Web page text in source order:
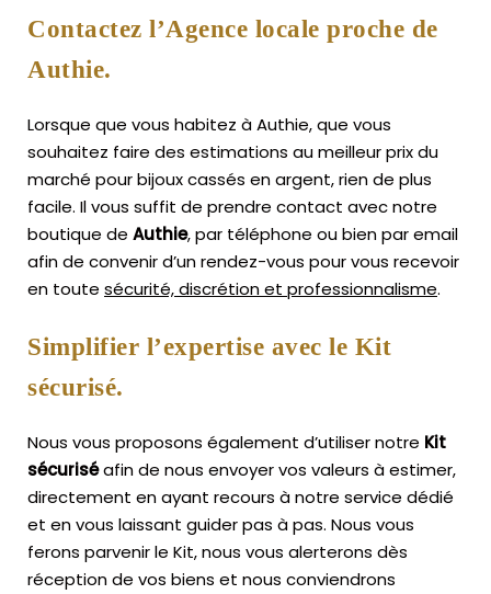
Contactez l’Agence locale proche de
Authie.
Lorsque que vous habitez à Authie, que vous
souhaitez faire des estimations au meilleur prix du
marché pour bijoux cassés en argent, rien de plus
facile. Il vous suffit de prendre contact avec notre
boutique de Authie, par téléphone ou bien par email
afin de convenir d’un rendez-vous pour vous recevoir
en toute sécurité, discrétion et professionnalisme.
Simplifier l’expertise avec le Kit
sécurisé.
Nous vous proposons également d’utiliser notre Kit
sécuriséafin de nous envoyer vos valeurs à estimer,
directement en ayant recours à notre service dédié
et en vous laissant guider pas à pas. Nous vous
ferons parvenir le Kit, nous vous alerterons dès
réception de vos biens et nous conviendrons